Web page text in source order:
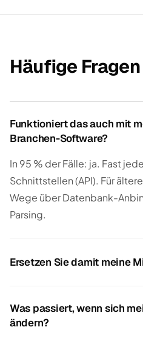
Häufige Fragen
Funktioniert das auch mit
Branchen-Software?
In 95 % der Fälle: ja. Fast
Schnittstellen (API). Für
Wege über Datenbank-
Parsing.
Ersetzen Sie damit meine
Was passiert, wenn sich
ändern?